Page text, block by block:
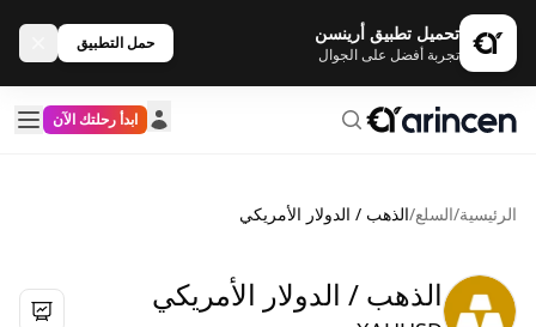
تحميل تطبيق أرينسن
تجربة أفضل على الجوال
حمل التطبيق
ابدأ رحلتك الآن
الرئيسية/السلع/الذهب / الدولار الأمريكي
الذهب / الدولار الأمريكي